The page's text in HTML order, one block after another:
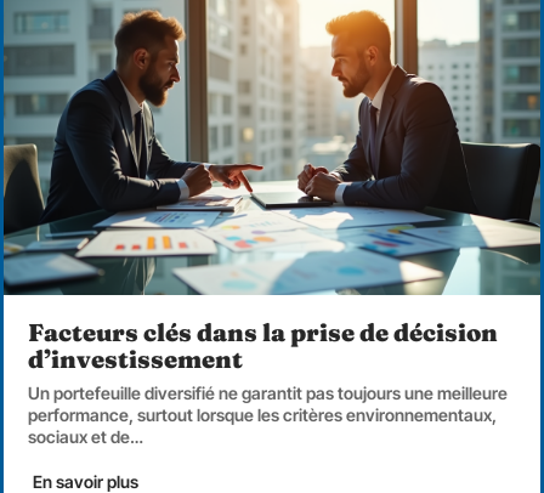
Facteurs clés dans la prise de décision
d’investissement
Un portefeuille diversifié ne garantit pas toujours une meilleure
performance, surtout lorsque les critères environnementaux,
sociaux et de…
En savoir plus